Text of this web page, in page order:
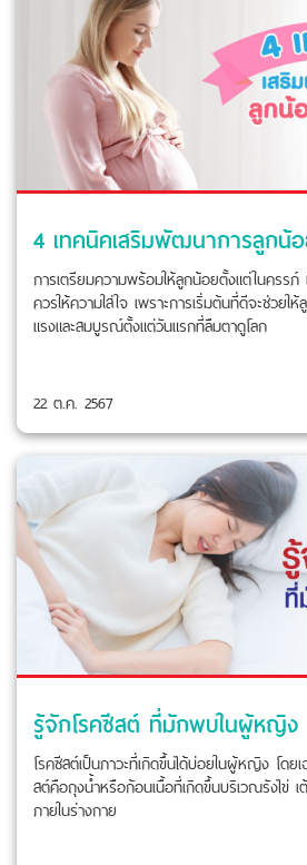
4 เทคนิคเสริมพัฒนาการลูกน้
การเตรียมความพร้อมให้ลูกน้อยตั้งแต่ในคร
ควรให้ความใส่ใจ เพราะการเริ่มต้นที่ดีจะช่วย
แรงและสมบูรณ์ตั้งแต่วันแรกที่ลืมตาดูโลก
22 ต.ค. 2567
รู้จักโรคซีสต์ ที่มักพบในผู้หญิง
โรคซีสต์เป็นภาวะที่เกิดขึ้นได้บ่อยในผู้หญิง โด
สต์คือถุงน้ำหรือก้อนเนื้อที่เกิดขึ้นบริเวณรังไข่
ภายในร่างกาย